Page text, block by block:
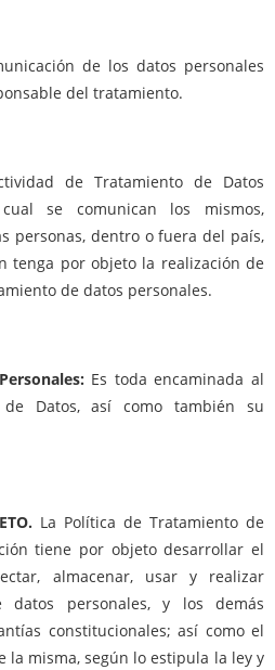
de los datos personales
del tratamiento.
de Tratamiento de Datos
se comunican los mismos,
personas, dentro o fuera del país,
tenga por objeto la realización de
de datos personales.
Es toda encaminada al
de Datos, así como también su
La Política de Tratamiento de
tiene por objeto desarrollar el
almacenar, usar y realizar
datos personales, y los demás
constitucionales; así como el
la misma, según lo estipula la ley y